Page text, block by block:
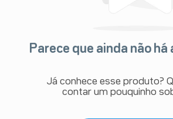
Parece que ainda não há
Já conhece esse produto?
contar um pouquinho